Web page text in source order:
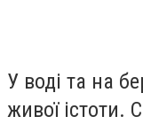
У воді та на
живої істоти.